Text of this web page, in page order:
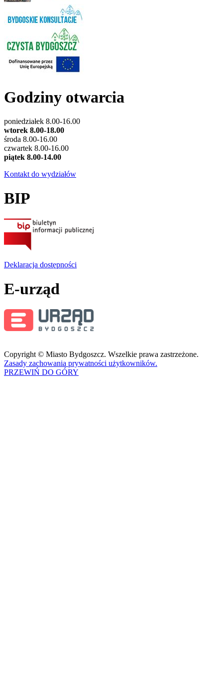
Godziny otwarcia
poniedziałek 8.00-16.00
wtorek 8.00-18.00
środa 8.00-16.00
czwartek 8.00-16.00
piątek 8.00-14.00
Kontakt do wydziałów
BIP
Deklaracja dostępności
E-urząd
Copyright © Miasto Bydgoszcz. Wszelkie prawa zastrzeżone.
Zasady zachowania prywatności użytkowników.
PRZEWIŃ DO GÓRY